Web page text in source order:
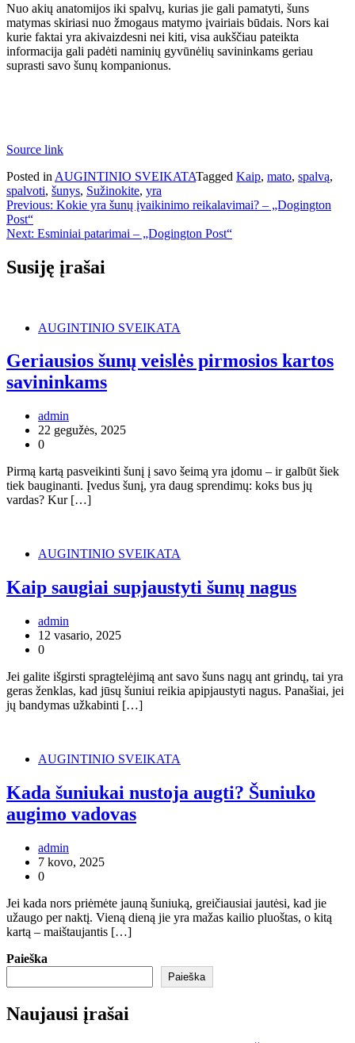
Nuo akių anatomijos iki spalvų, kurias jie gali pamatyti, šuns
matymas skiriasi nuo žmogaus matymo įvairiais būdais. Nors kai
kurie faktai yra akivaizdesni nei kiti, visa aukščiau pateikta
informacija gali padėti naminių gyvūnėlių savininkams geriau
suprasti savo šunų kompanionus.
Source link
Posted in AUGINTINIO SVEIKATATagged Kaip, mato, spalvą,
spalvoti, šunys, Sužinokite, yra
Navigacija
tarp
Previous: Kokie yra šunų įvaikinimo reikalavimai? – „Dogington
Post“
Next: Esminiai patarimai – „Dogington Post“
Susiję įrašai
AUGINTINIO SVEIKATA
Geriausios šunų veislės pirmosios kartos
savininkams
admin
22 gegužės, 2025
0
Pirmą kartą pasveikinti šunį į savo šeimą yra įdomu – ir galbūt šiek
tiek bauginanti. Įvedus šunį, yra daug sprendimų: koks bus jų
vardas? Kur […]
AUGINTINIO SVEIKATA
Kaip saugiai supjaustyti šunų nagus
admin
12 vasario, 2025
0
Jei galite išgirsti spragtelėjimą ant savo šuns nagų ant grindų, tai yra
geras ženklas, kad jūsų šuniui reikia apipjaustyti nagus. Panašiai, jei
jų bandymas užkabinti […]
AUGINTINIO SVEIKATA
Kada šuniukai nustoja augti? Šuniuko
augimo vadovas
admin
7 kovo, 2025
0
Jei kada nors priėmėte jauną šuniuką, greičiausiai jautėsi, kad jie
užaugo per naktį. Vieną dieną jie yra mažas kailio pluoštas, o kitą
kartą – maištaujantis […]
Paieška
Paieška
Naujausi įrašai